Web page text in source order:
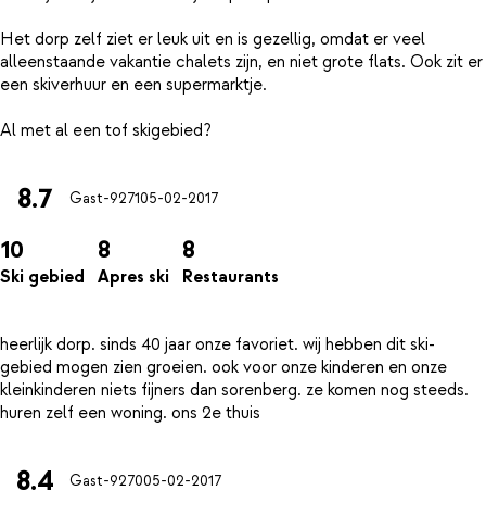
Het dorp zelf ziet er leuk uit en is gezellig, omdat er veel
alleenstaande vakantie chalets zijn, en niet grote flats. Ook zit er
een skiverhuur en een supermarktje.
8.7 Gast-927105-02-2017
10
Ski gebied
8
Apres ski
8
Restaurants
heerlijk dorp. sinds 40 jaar onze favoriet. wij hebben dit ski-
gebied mogen zien groeien. ook voor onze kinderen en onze
kleinkinderen niets fijners dan sorenberg. ze komen nog steeds.
8.4 Gast-927005-02-2017